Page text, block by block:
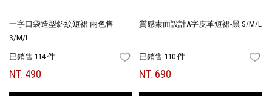
一字口袋造型斜紋短裙 兩色售
S/M/L
已銷售 114 件 FAVORITES
NT. 490
質感素面設計A字皮革短裙-黑 S/M/L
已銷售 110 件
NT. 690